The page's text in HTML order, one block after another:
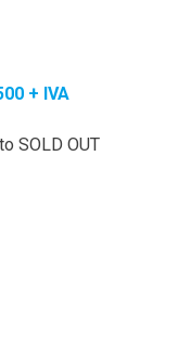
+ IVA
SOLD OUT